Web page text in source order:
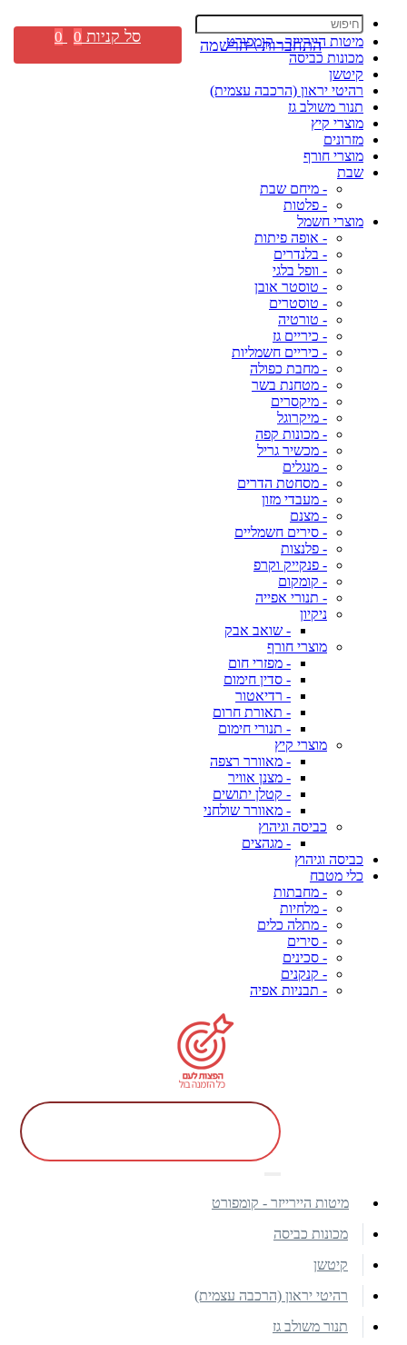
מיטות היירייזר - קומפורט
מכונות כביסה
קיטשן
רהיטי יראון (הרכבה עצמית)
תנור משולב גז
מוצרי קיץ
מזרונים
מוצרי חורף
שבת
- מיחם שבת
- פלטות
מוצרי חשמל
- אופה פיתות
- בלנדרים
- וופל בלגי
- טוסטר אובן
- טוסטרים
- טורטיה
- כיריים גז
- כיריים חשמליות
- מחבת כפולה
- מטחנת בשר
- מיקסרים
- מיקרוגל
- מכונות קפה
- מכשיר גריל
- מנגלים
- מסחטת הדרים
- מעבדי מזון
- מצנם
- סירים חשמליים
- פלנצות
- פנקייק וקרפ
- קומקום
- תנורי אפייה
ניקיון
- שואב אבק
מוצרי חורף
- מפזרי חום
- סדין חימום
- רדיאטור
- תאורת חרום
- תנורי חימום
מוצרי קיץ
- מאוורר רצפה
- מצנן אוויר
- קטלן יתושים
- מאוורר שולחני
כביסה וגיהוץ
- מגהצים
כביסה וגיהוץ
כלי מטבח
- מחבתות
- מלחיות
- מתלה כלים
- סירים
- סכינים
- קנקנים
- תבניות אפיה
התחברות \ הרשמה סל קניות 0
0
מיטות היירייזר - קומפורט
מכונות כביסה
קיטשן
רהיטי יראון (הרכבה עצמית)
תנור משולב גז